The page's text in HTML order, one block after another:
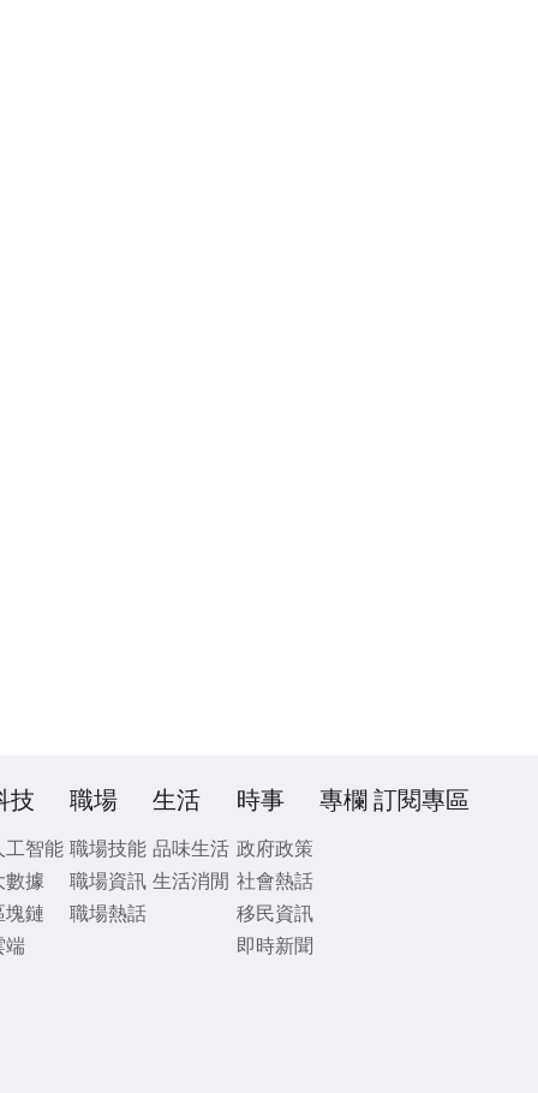
技
工智能
數據
塊鏈
端
職場
職場技能
職場資訊
職場熱話
生活
品味生活
生活消閒
時事
政府政策
社會熱話
移民資訊
即時新聞
專欄 訂閱專區